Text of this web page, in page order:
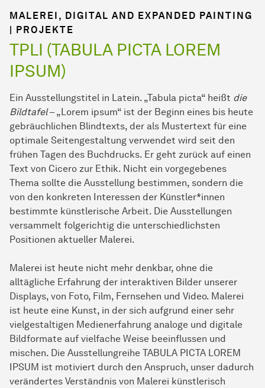
MALEREI, DIGITAL AND EXPANDED PAINTING
| PROJEKTE
TPLI (TABULA PICTA LOREM
IPSUM)
Ein Ausstellungstitel in Latein. „Tabula picta“ heißt die
Bildtafel– „Lorem ipsum“ ist der Beginn eines bis heute
gebräuchlichen Blindtexts, der als Mustertext für eine
optimale Seitengestaltung verwendet wird seit den
frühen Tagen des Buchdrucks. Er geht zurück auf einen
Text von Cicero zur Ethik. Nicht ein vorgegebenes
Thema sollte die Ausstellung bestimmen, sondern die
von den konkreten Interessen der Künstler*innen
bestimmte künstlerische Arbeit. Die Ausstellungen
versammelt folgerichtig die unterschiedlichsten
Positionen aktueller Malerei.
Malerei ist heute nicht mehr denkbar, ohne die
alltägliche Erfahrung der interaktiven Bilder unserer
Displays, von Foto, Film, Fernsehen und Video. Malerei
ist heute eine Kunst, in der sich aufgrund einer sehr
vielgestaltigen Medienerfahrung analoge und digitale
Bildformate auf vielfache Weise beeinflussen und
mischen. Die Ausstellungreihe TABULA PICTA LOREM
IPSUM ist motiviert durch den Anspruch, unser dadurch
verändertes Verständnis von Malerei künstlerisch